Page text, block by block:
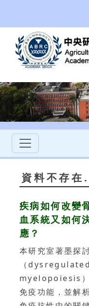
資料不存在.
疾病如何改變
血系統又如何
應？
本研究室著墨探
（
myelopoiesis）
免疫功能，並解